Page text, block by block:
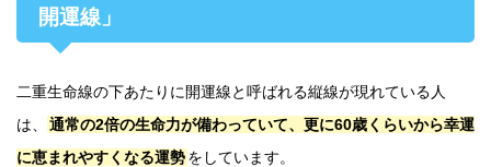
開運線」
二重生命線の下あたりに開運線と呼ばれる縦線が現れている人
は、
通常の2倍の生命力が備わっていて、更に60歳くらいから幸運
に恵まれやすくなる運勢をしています。